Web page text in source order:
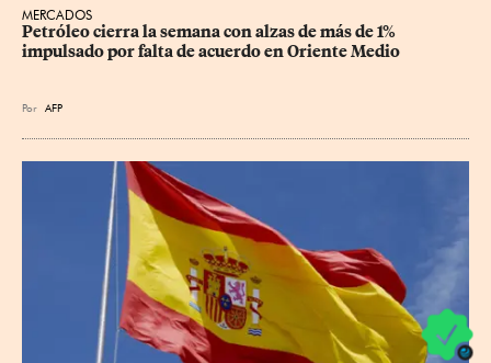
MERCADOS
Petróleo cierra la semana con alzas de más de 1%
impulsado por falta de acuerdo en Oriente Medio
Por AFP